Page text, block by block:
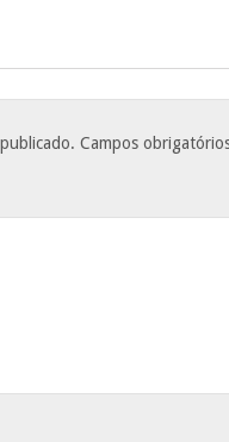
Campos